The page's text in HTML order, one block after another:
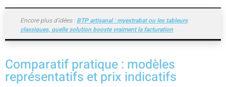
Encore plus d’idées : BTP artisanal : myextrabat ou les tableurs
classiques, quelle solution booste vraiment la facturation
Comparatif pratique : modèles
représentatifs et prix indicatifs